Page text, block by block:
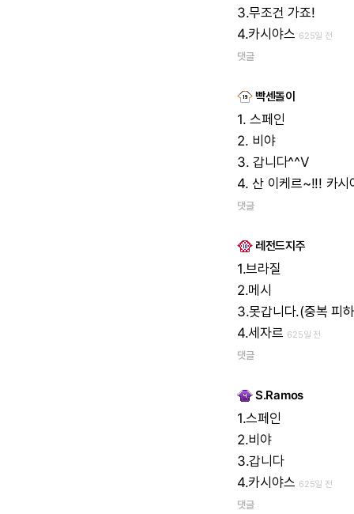
3.무조건가죠!
4.카시야스 625일 전
댓글
빡센돌이
1. 스페인
2. 비야
3.갑니다^^V
4.산 이케르~!!! 카시
댓글
레전드지주
1.브라질
2.메시
3.못갑니다.(중복피
4.세자르 625일 전
댓글
S.Ramos
1.스페인
2.비야
3.갑니다
4.카시야스 625일 전
댓글